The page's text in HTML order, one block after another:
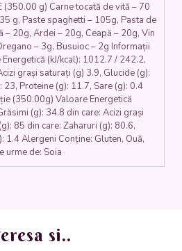
(350.00 g) Carne tocată de vită – 70
g, Paste spaghetti – 105g, Pasta de
– 20g, Ardei – 20g, Ceapă – 20g, Vin
– 3g, Busuioc – 2g Informații
(kJ/kcal): 1012.7 / 242.2,
grași saturați (g) 3.9, Glucide (g):
23, Proteine (g): 11.7, Sare (g): 0.4
(350.00g) Valoare Energetică
(g): 34.8 din care: Acizi grași
85 din care: Zaharuri (g): 80.6,
1.4 Alergeni Conține: Gluten, Ouă,
urme de: Soia
si..